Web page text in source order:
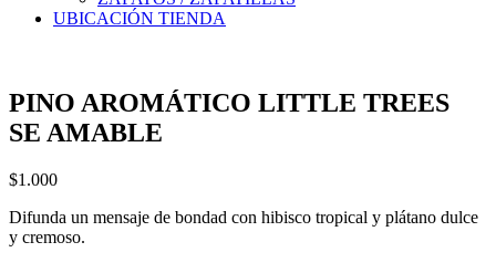
UBICACIÓN TIENDA
PINO AROMÁTICO LITTLE TREES
SE AMABLE
$1.000
Difunda un mensaje de bondad con hibisco tropical y plátano dulce
y cremoso.